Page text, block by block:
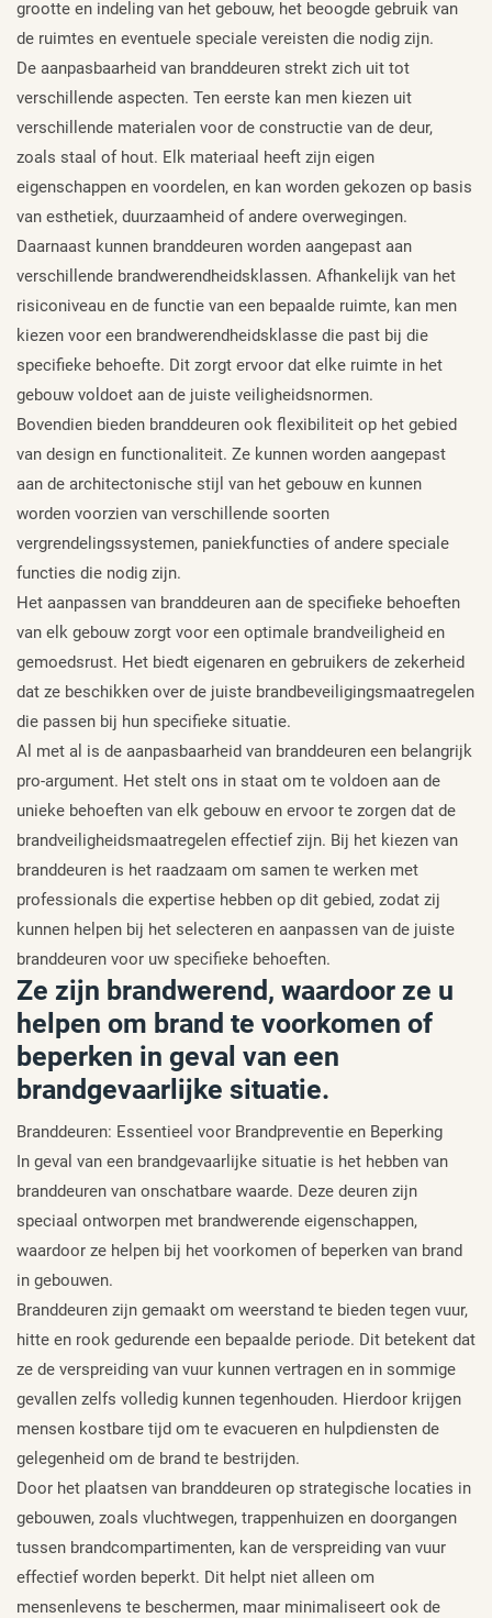
grootte en indeling van het gebouw, het beoogde gebruik van
de ruimtes en eventuele speciale vereisten die nodig zijn.
De aanpasbaarheid van branddeuren strekt zich uit tot
verschillende aspecten. Ten eerste kan men kiezen uit
verschillende materialen voor de constructie van de deur,
zoals staal of hout. Elk materiaal heeft zijn eigen
eigenschappen en voordelen, en kan worden gekozen op basis
van esthetiek, duurzaamheid of andere overwegingen.
Daarnaast kunnen branddeuren worden aangepast aan
verschillende brandwerendheidsklassen. Afhankelijk van het
risiconiveau en de functie van een bepaalde ruimte, kan men
kiezen voor een brandwerendheidsklasse die past bij die
specifieke behoefte. Dit zorgt ervoor dat elke ruimte in het
gebouw voldoet aan de juiste veiligheidsnormen.
Bovendien bieden branddeuren ook flexibiliteit op het gebied
van design en functionaliteit. Ze kunnen worden aangepast
aan de architectonische stijl van het gebouw en kunnen
worden voorzien van verschillende soorten
vergrendelingssystemen, paniekfuncties of andere speciale
functies die nodig zijn.
Het aanpassen van branddeuren aan de specifieke behoeften
van elk gebouw zorgt voor een optimale brandveiligheid en
gemoedsrust. Het biedt eigenaren en gebruikers de zekerheid
dat ze beschikken over de juiste brandbeveiligingsmaatregelen
die passen bij hun specifieke situatie.
Al met al is de aanpasbaarheid van branddeuren een belangrijk
pro-argument. Het stelt ons in staat om te voldoen aan de
unieke behoeften van elk gebouw en ervoor te zorgen dat de
brandveiligheidsmaatregelen effectief zijn. Bij het kiezen van
branddeuren is het raadzaam om samen te werken met
professionals die expertise hebben op dit gebied, zodat zij
kunnen helpen bij het selecteren en aanpassen van de juiste
branddeuren voor uw specifieke behoeften.
Ze zijn brandwerend, waardoor ze u
helpen om brand te voorkomen of
beperken in geval van een
brandgevaarlijke situatie.
Branddeuren: Essentieel voor Brandpreventie en Beperking
In geval van een brandgevaarlijke situatie is het hebben van
branddeuren van onschatbare waarde. Deze deuren zijn
speciaal ontworpen met brandwerende eigenschappen,
waardoor ze helpen bij het voorkomen of beperken van brand
in gebouwen.
Branddeuren zijn gemaakt om weerstand te bieden tegen vuur,
hitte en rook gedurende een bepaalde periode. Dit betekent dat
ze de verspreiding van vuur kunnen vertragen en in sommige
gevallen zelfs volledig kunnen tegenhouden. Hierdoor krijgen
mensen kostbare tijd om te evacueren en hulpdiensten de
gelegenheid om de brand te bestrijden.
Door het plaatsen van branddeuren op strategische locaties in
gebouwen, zoals vluchtwegen, trappenhuizen en doorgangen
tussen brandcompartimenten, kan de verspreiding van vuur
effectief worden beperkt. Dit helpt niet alleen om
mensenlevens te beschermen, maar minimaliseert ook de